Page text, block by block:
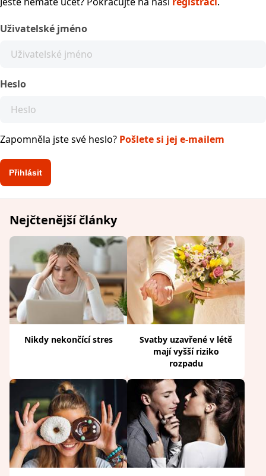
Uživatelské jméno
Heslo
Zapomněla jste své heslo? Pošlete si jej e-mailem
Nejčtenější články
Nikdy nekončící stres
Svatby uzavřené v létě
mají vyšší riziko
rozpadu